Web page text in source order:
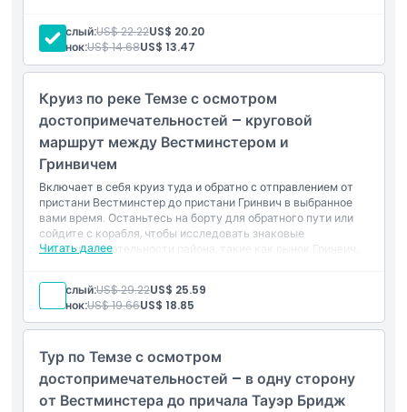
Взрослый:US$ 22.22US$ 20.20
Ребенок:US$ 14.68US$ 13.47
Круиз по реке Темзе с осмотром
достопримечательностей – круговой
маршрут между Вестминстером и
Гринвичем
Включает в себя круиз туда и обратно с отправлением от
пристани Вестминстер до пристани Гринвич в выбранное
вами время. Останьтесь на борту для обратного пути или
сойдите с корабля, чтобы исследовать знаковые
достопримечательности района, такие как рынок Гринвич,
военно-морской колледж и Дом королевы. Возвращение в
Вестминстер в удобное для вас время позже в течение дня,
в соответствии с расписанием паромов.
Читать далее
Взрослый:US$ 29.22US$ 25.59
Ребенок:US$ 19.66US$ 18.85
Тур по Темзе с осмотром
достопримечательностей – в одну сторону
от Вестминстера до причала Тауэр Бридж